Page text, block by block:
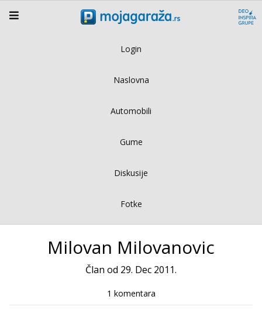
Login
Naslovna
Automobili
Gume
Diskusije
Fotke
Milovan Milovanovic
Član od 29. Dec 2011.
1 komentara